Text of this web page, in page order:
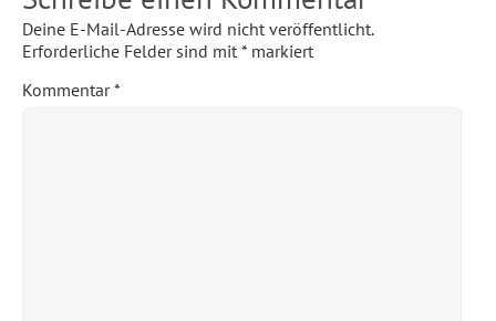
Deine E-Mail-Adresse wird nicht veröffentlicht.
Erforderliche Felder sind mit * markiert
Kommentar*